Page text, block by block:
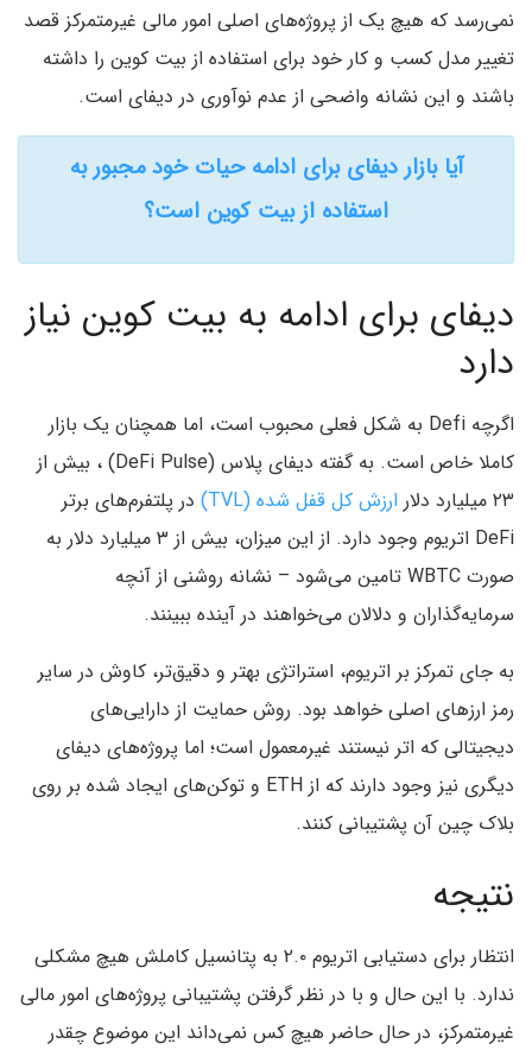
نمی‌رسد که هیچ یک از پروژه‌های اصلی امور مالی غیرمتمرکز قصد
تغییر مدل کسب و کار خود برای استفاده از بیت کوین را داشته‌
باشند و این نشانه واضحی از عدم نوآوری در دیفای است.
آیا بازار دیفای برای ادامه حیات خود مجبور به
استفاده از بیت کوین است؟
دیفای برای ادامه به بیت کوین نیاز
دارد
اگرچه Defi به شکل فعلی محبوب است، اما همچنان یک بازار
کاملا خاص است. به گفته دیفای پلاس (DeFi Pulse) ، بیش از
۲۳ میلیارد دلار
ارزش کل قفل شده (TVL)
در پلتفرم‌های برتر
DeFi اتریوم وجود دارد. از این میزان، بیش از ۳ میلیارد دلار به
صورت WBTC تامین می‌شود – نشانه روشنی از آنچه
سرمایه‌گذاران و دلالان می‌خواهند در آینده ببینند.
به جای تمرکز بر اتریوم، استراتژی بهتر و دقیق‌تر، کاوش در سایر
رمز ارزهای اصلی خواهد بود. روش حمایت از دارایی‌های
دیجیتالی که اتر نیستند غیرمعمول است؛ اما پروژه‌های دیفای
دیگری نیز وجود دارند که از ETH و توکن‌های ایجاد شده بر روی
بلاک چین آن پشتیبانی ‌کنند.
نتیجه
انتظار برای دستیابی اتریوم ۲.۰ به پتانسیل کاملش هیچ مشکلی
ندارد. با این حال و با در نظر گرفتن پشتیبانی پروژه‌های امور مالی
غیرمتمرکز، در حال حاضر هیچ کس نمی‌داند این موضوع چقدر